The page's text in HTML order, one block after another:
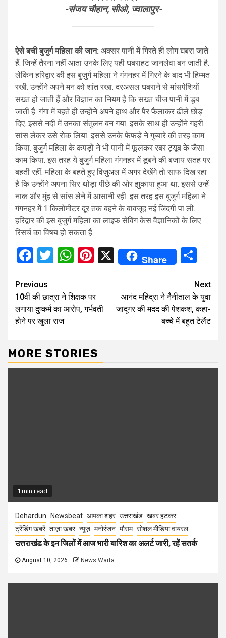
-संजय चौहान, सीओ, ज्वालापुर-
ऐसे बची बुजुर्ग महिला की जान: अक्सर पानी में गिरते ही लोग घबरा जाते
हैं. जिन्हें तैरना नहीं आता उनके लिए यही घबराहट जानलेवा बन जाती है.
लेकिन हरिद्वार की इस बुजुर्ग महिला ने गंगनहर में गिरने के बाद भी हिम्मत
रखी. उन्होंने अपने मन को शांत रखा. दरअसल घबराने से मांसपेशियों
सख्त हो जाती हैं और विज्ञान का नियम है कि सख्त चीज पानी में डूब
जाती है. गंगा में बहते ही उन्होंने अपने हाथ और पैर फैलाकर ढीले छोड़
दिए. इससे नदी में उनका संतुलन बन गया. इसके साथ ही उन्होंने गहरी
सांस लेकर उसे रोक लिया. इससे उनके फेफड़े ने गुब्बारे की तरह काम
किया. बुजुर्ग महिला के कपड़ों ने भी पानी में फूलकर रबर ट्यूब के जैसा
काम किया. इस तरह ये बुजुर्ग महिला गंगनहर में डूबने की बजाय सतह पर
बहती रहीं. महिला के बहते हुए विजुअल में अगर देखेंगे तो साफ दिख रहा
है कि उन्होंने अपना सिर थोड़ा पीछे की ओर झुकाया हुआ था. इससे उन्हें
नाक और मुंह से सांस लेने में आसानी रही. इस तरह इस बुजुर्ग महिला ने
गंगनहर में 1 किलोमीटर दूर तक बहने के बावजूद नई जिंदगी पा ली.
हरिद्वार की इस बुजुर्ग महिला का लाइफ सेविंग केस वैज्ञानिकों के लिए
रिसर्च का विषय हो सकता है.
Facebook
Twitter
WhatsApp
Pinterest
X Share
Continue
Reading
Previous
10वीं की छात्रा ने शिक्षक पर
लगाया दुष्कर्म का आरोप, गर्भवती
होने पर खुला राज
Next
आनंद महिंद्रा ने नैनीताल के युवा
जादूगर की मदद की पेशकश, कहा-
बच्चे में बहुत टेलैंट
MORE STORIES
1 min read
Dehardun Newsbeat आपका शहर उत्तराखंड खबर हटकर
ट्रेंडिंग खबरें ताज़ा ख़बर न्यूज़ मनोरंजन मौसम सोशल मीडिया वायरल
उत्तराखंड के इन जिलों में आज भारी बारिश का अलर्ट जारी, रहें सतर्क
August 10, 2026 News Warta